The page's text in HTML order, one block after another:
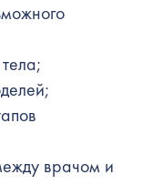
врачом и